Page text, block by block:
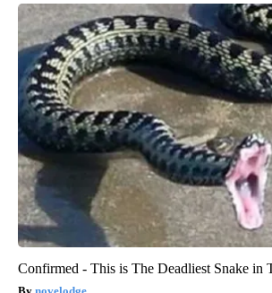
Confirmed - This is The Deadliest Snake in